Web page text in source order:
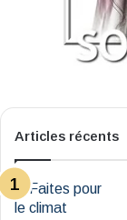
Articles récents